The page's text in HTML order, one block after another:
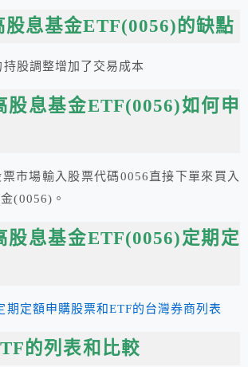
股息基金ETF(0056)的缺點
股調整增加了交易成本
股息基金ETF(0056)如何申
市場輸入股票代碼0056直接下單來買入
(0056)。
股息基金ETF(0056)定期定
期定額申購股票和ETF的台灣券商列表
的列表和比較